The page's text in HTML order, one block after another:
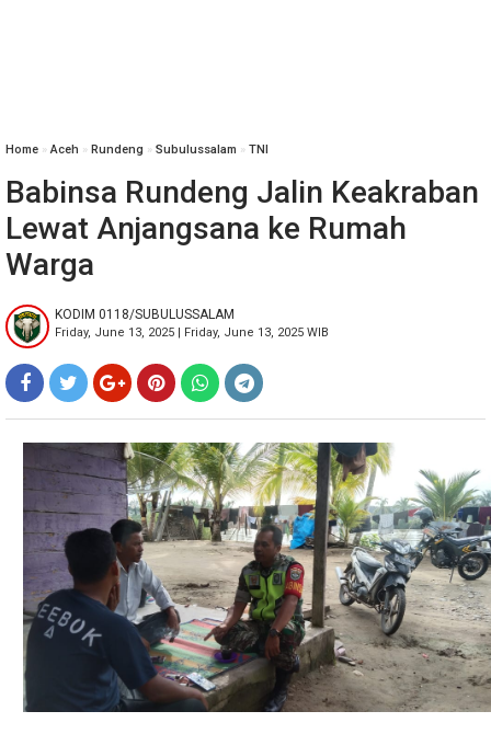
Home »‎Aceh » Rundeng » Subulussalam » TNI
Babinsa Rundeng Jalin Keakraban
Lewat Anjangsana ke Rumah
Warga
KODIM 0118/SUBULUSSALAM
Friday, June 13, 2025 | Friday, June 13, 2025 WIB